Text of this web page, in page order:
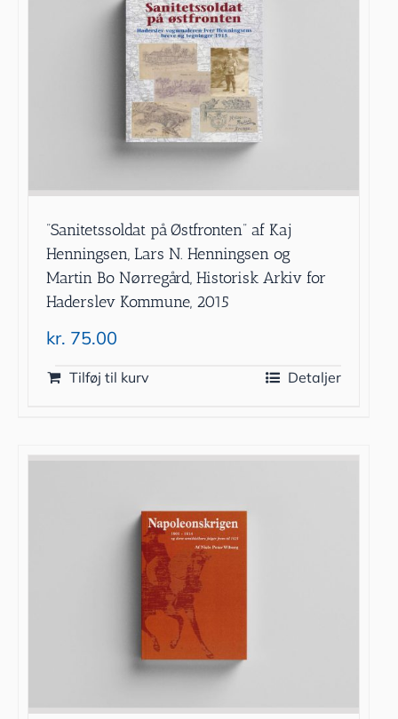
”Sanitetssoldat på Østfronten” af Kaj
Henningsen, Lars N. Henningsen og
Martin Bo Nørregård, Historisk Arkiv for
Haderslev Kommune, 2015
kr. 75.00
Tilføj til kurv Detaljer